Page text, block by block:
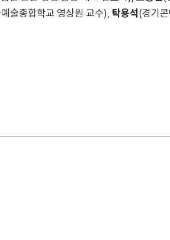
술종합학교 영상원 교수), 탁용석(경기